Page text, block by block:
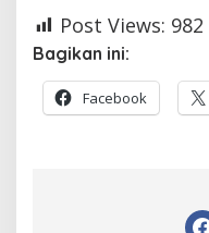
Post Views: 982
Bagikan ini:
Facebook